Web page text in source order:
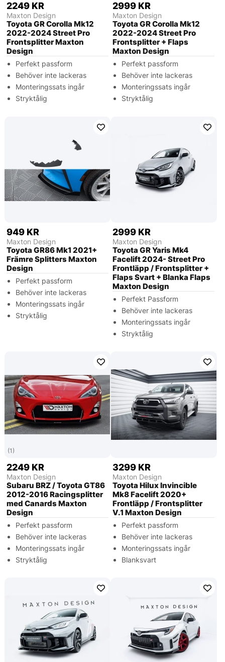
2249 KR
Maxton Design
Toyota GR Corolla Mk12
2022-2024 Street Pro
Frontsplitter Maxton
Design
Perfekt passform
Behöver inte lackeras
Monteringssats ingår
Stryktålig
2999 KR
Maxton Design
Toyota GR Corolla Mk12
2022-2024 Street Pro
Frontsplitter + Flaps
Maxton Design
Perfekt passform
Behöver inte lackeras
Monteringssats ingår
Stryktålig
949 KR
Maxton Design
Toyota GR86 Mk1 2021+
Främre Splitters Maxton
Design
Perfekt passform
Behöver inte lackeras
Monteringssats ingår
Stryktålig
2999 KR
Maxton Design
Toyota GR Yaris Mk4
Facelift 2024- Street Pro
Frontläpp / Frontsplitter +
Flaps Svart + Blanka Flaps
Maxton Design
Perfekt Passform
Behöver inte lackeras
Monteringssats ingår
Stryktålig
(1)
2249 KR
Maxton Design
Subaru BRZ / Toyota GT86
2012-2016 Racingsplitter
med Canards Maxton
Design
Perfekt passform
Behöver inte lackeras
Monteringssats ingår
Stryktålig
3299 KR
Maxton Design
Toyota Hilux Invincible
Mk8 Facelift 2020+
Frontläpp / Frontsplitter
V.1 Maxton Design
Perfekt passform
Behöver inte lackeras
Monteringssats ingår
Blanksvart